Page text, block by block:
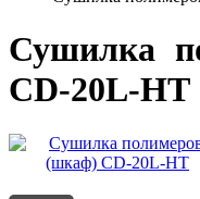
Сушилка
CD-20L-HT